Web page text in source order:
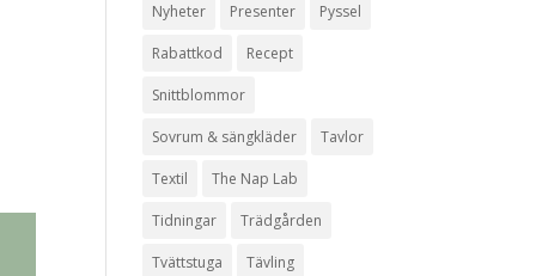
Nyheter Presenter Pyssel
Rabattkod Recept
Snittblommor
Sovrum & sängkläder Tavlor
Textil The Nap Lab
Tidningar Trädgården
Tvättstuga Tävling